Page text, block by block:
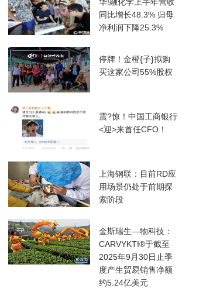
同比增长48.3% 归母
净利润下降25.3%
停牌！金橙{子}拟购
买这家公司55%股权
震?惊！中国工商银行
<迎>来首任CFO！
上海钢联：目前RD应
用场景仍处于前期探
索阶段
金斯瑞生—物科技：
CARVYKTI®于截至
2025年9月30日止季
度产生贸易销售净额
约5.24亿美元